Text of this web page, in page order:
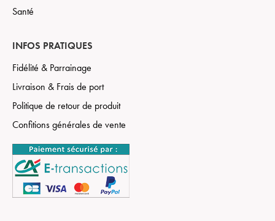
Santé
INFOS PRATIQUES
Fidélité & Parrainage
Livraison & Frais de port
Politique de retour de produit
Confitions générales de vente